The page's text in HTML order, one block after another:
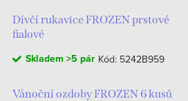
Dívčí rukavice FROZEN prstové
fialové
Skladem >5 pár Kód: 5242B959
Vánoční ozdoby FROZEN 6 kusů